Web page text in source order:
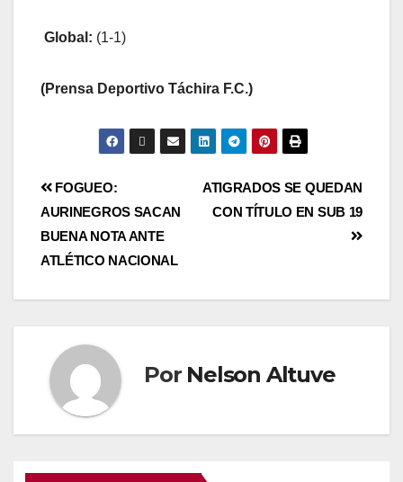
Global: (1-1)
(Prensa Deportivo Táchira F.C.)
ATIGRADOS SE QUEDAN
CON TÍTULO EN SUB 19
FOGUEO:
AURINEGROS SACAN
BUENA NOTA ANTE
ATLÉTICO NACIONAL
Por Nelson Altuve